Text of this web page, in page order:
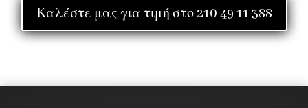
Καλέστε μας για τιμή στο 210 49 11 388